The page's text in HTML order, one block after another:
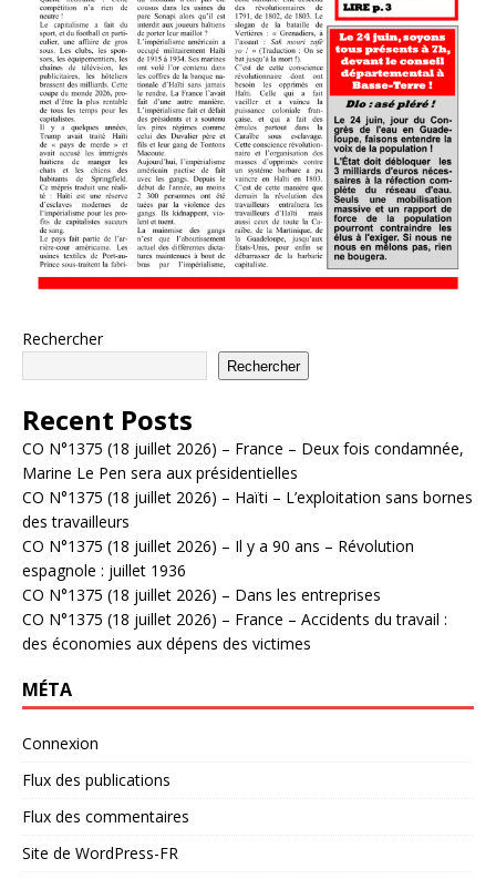
Rechercher
Rechercher
Recent Posts
CO N°1375 (18 juillet 2026) – France – Deux fois condamnée,
Marine Le Pen sera aux présidentielles
CO N°1375 (18 juillet 2026) – Haïti – L’exploitation sans bornes
des travailleurs
CO N°1375 (18 juillet 2026) – Il y a 90 ans – Révolution
espagnole : juillet 1936
CO N°1375 (18 juillet 2026) – Dans les entreprises
CO N°1375 (18 juillet 2026) – France – Accidents du travail :
des économies aux dépens des victimes
MÉTA
Connexion
Flux des publications
Flux des commentaires
Site de WordPress-FR